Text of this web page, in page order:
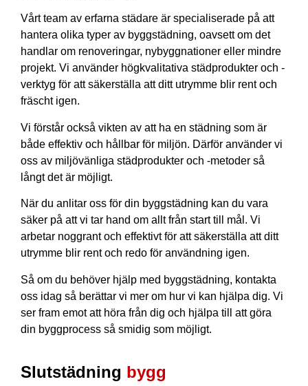
Vårt team av erfarna städare är specialiserade på att
hantera olika typer av byggstädning, oavsett om det
handlar om renoveringar, nybyggnationer eller mindre
projekt. Vi använder högkvalitativa städprodukter och -
verktyg för att säkerställa att ditt utrymme blir rent och
fräscht igen.
Vi förstår också vikten av att ha en städning som är
både effektiv och hållbar för miljön. Därför använder vi
oss av miljövänliga städprodukter och -metoder så
långt det är möjligt.
När du anlitar oss för din byggstädning kan du vara
säker på att vi tar hand om allt från start till mål. Vi
arbetar noggrant och effektivt för att säkerställa att ditt
utrymme blir rent och redo för användning igen.
Så om du behöver hjälp med byggstädning, kontakta
oss idag så berättar vi mer om hur vi kan hjälpa dig. Vi
ser fram emot att höra från dig och hjälpa till att göra
din byggprocess så smidig som möjligt.
Slutstädning bygg